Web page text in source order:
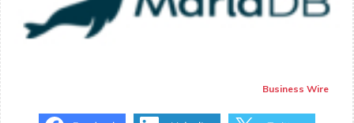
Business Wire